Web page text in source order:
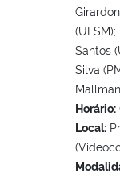
Banco Central do Brasil
Santos
Silva
Horário:
Local: